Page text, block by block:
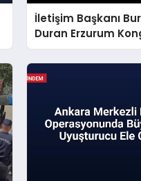
İletişim Başkanı
Duran Erzurum
mesajını yayımladı